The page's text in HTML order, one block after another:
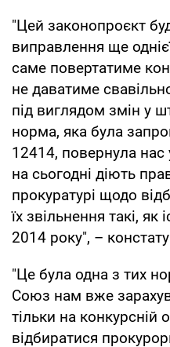
"Цей законопроєкт
виправлення ще
саме повертатиме
не даватиме
під виглядом змін у
норма, яка була
12414, повернула нас
на сьогодні діють
прокуратурі щодо
їх звільнення такі, як
2014 року", –
"Це була одна з тих
Союз нам вже
тільки на конкурсній
відбиратися